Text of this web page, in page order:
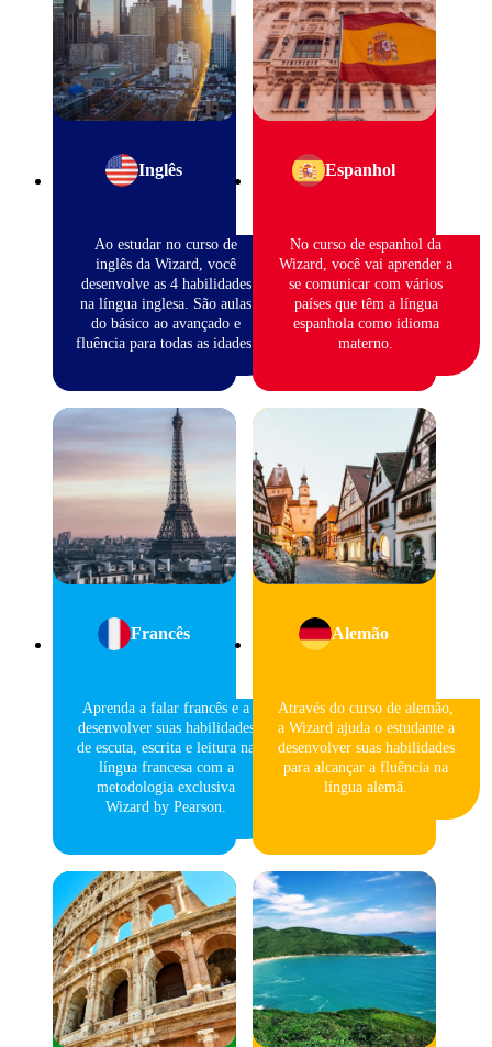
Inglês
Ao estudar no curso de
inglês da Wizard, você
desenvolve as 4 habilidades
na língua inglesa. São aulas
do básico ao avançado e
fluência para todas as idades.
Espanhol
No curso de espanhol da
Wizard, você vai aprender a
se comunicar com vários
países que têm a língua
espanhola como idioma
materno.
Francês
Aprenda a falar francês e a
desenvolver suas habilidades
de escuta, escrita e leitura na
língua francesa com a
metodologia exclusiva
Wizard by Pearson.
Alemão
Através do curso de alemão,
a Wizard ajuda o estudante a
desenvolver suas habilidades
para alcançar a fluência na
língua alemã.